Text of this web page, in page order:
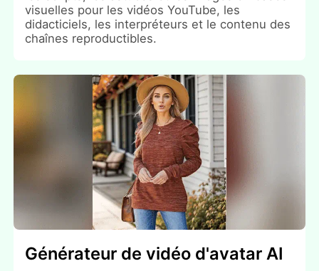
visuelles pour les vidéos YouTube, les
didacticiels, les interpréteurs et le contenu des
chaînes reproductibles.
Générateur de vidéo d'avatar AI